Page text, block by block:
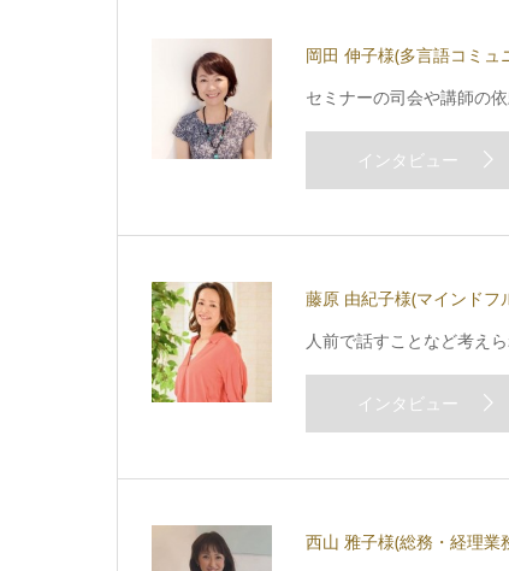
岡田 伸子様(多言語コミュ
セミナーの司会や講師の
インタビュー
藤原 由紀子様(マインドフ
人前で話すことなど考え
インタビュー
西山 雅子様(総務・経理業